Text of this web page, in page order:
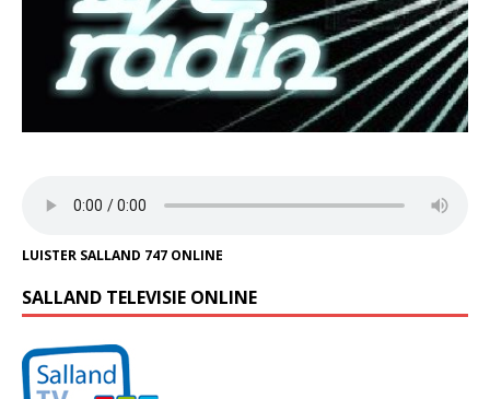
LUISTER SALLAND 747 ONLINE
SALLAND TELEVISIE ONLINE